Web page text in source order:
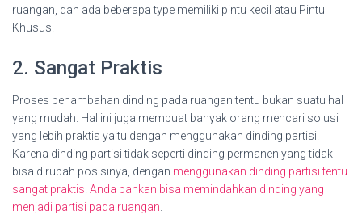
ruangan, dan ada beberapa type memiliki pintu kecil atau Pintu
Khusus.
2. Sangat Praktis
Proses penambahan dinding pada ruangan tentu bukan suatu hal
yang mudah. Hal ini juga membuat banyak orang mencari solusi
yang lebih praktis yaitu dengan menggunakan dinding partisi.
Karena dinding partisi tidak seperti dinding permanen yang tidak
bisa dirubah posisinya, dengan menggunakan dinding partisi tentu
sangat praktis. Anda bahkan bisa memindahkan dinding yang
menjadi partisi pada ruangan